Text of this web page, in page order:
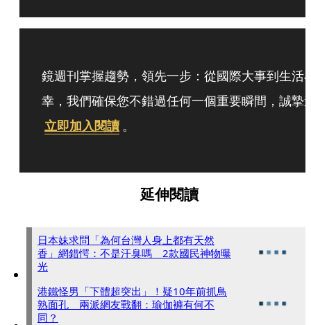
鏡週刊掌握趨勢，領先一步：從國際大事到生活
幸，我們確保您不錯過任何一個重要瞬間，誠摯
立即加入閱讀 。
延伸閱讀
日本妹求問「為何台灣人身上都有天然
香」網錯愕：不是汗臭嗎 2款國民神物曝
光
港鐵怪男「下體超突出」！疑10年前抓鳥
熟面孔 兩派網友戰翻：瑜伽褲有何不
同？